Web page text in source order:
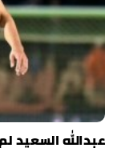
عبدالله السعيد